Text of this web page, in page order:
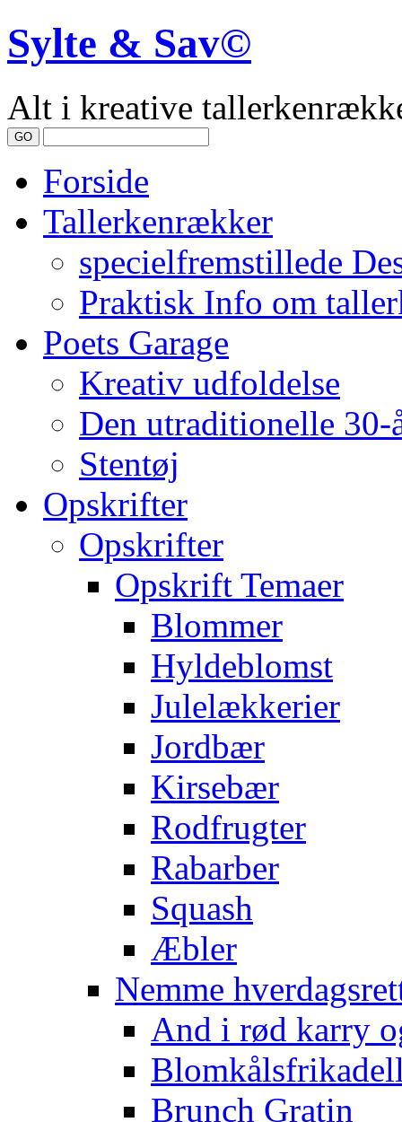
Sylte & Sav©
Alt i kreative
Forside
Tallerkenrækker
specielfremstillede
Praktisk Info om
Poets Garage
Kreativ udfoldelse
Den utraditionelle
Stentøj
Opskrifter
Opskrifter
Opskrift Temaer
Blommer
Hyldeblomst
Julelækkerier
Jordbær
Kirsebær
Rodfrugter
Rabarber
Squash
Æbler
Nemme
And i rød karry
Brunch Gratin